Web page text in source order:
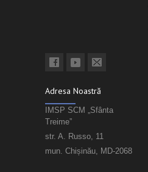
Adresa Noastră
IMSP SCM „Sfânta
Treime”
str. A. Russo, 11
mun. Chișinău, MD-2068